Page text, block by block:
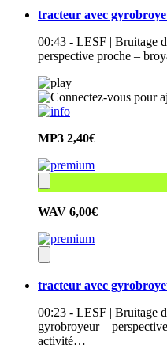
tracteur avec
00:43 - LESF | Bruitage
perspective proche –
MP3 2,40€
WAV 6,00€
tracteur avec
00:23 - LESF | Bruitage
gyrobroyeur –
activité…